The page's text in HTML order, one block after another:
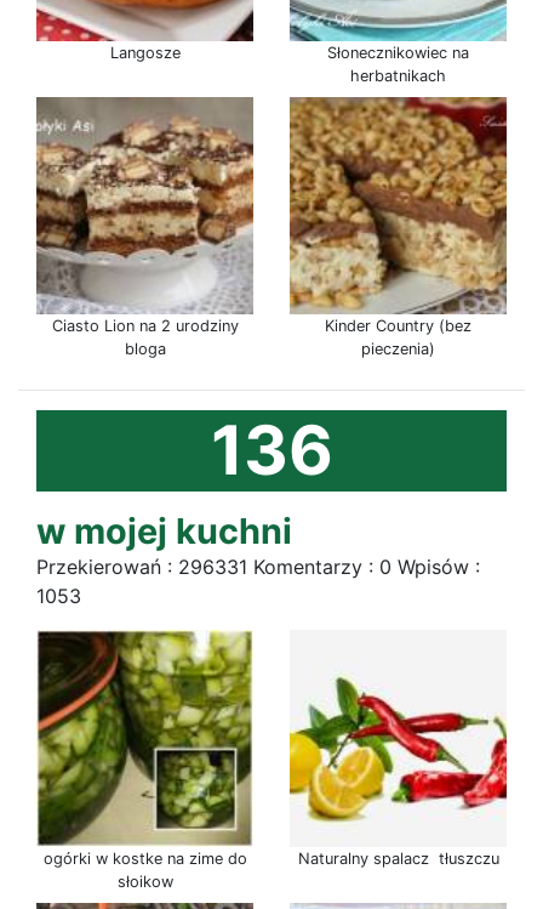
Langosze
Słonecznikowiec na
herbatnikach
Ciasto Lion na 2 urodziny
bloga
Kinder Country (bez
pieczenia)
136
w mojej kuchni
Przekierowań : 296331 Komentarzy : 0 Wpisów :
1053
ogórki w kostke na zime do
słoikow
Naturalny spalacz tłuszczu